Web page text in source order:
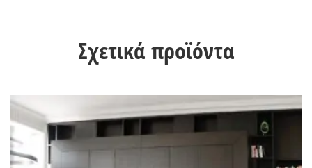
Σχετικά προϊόντα